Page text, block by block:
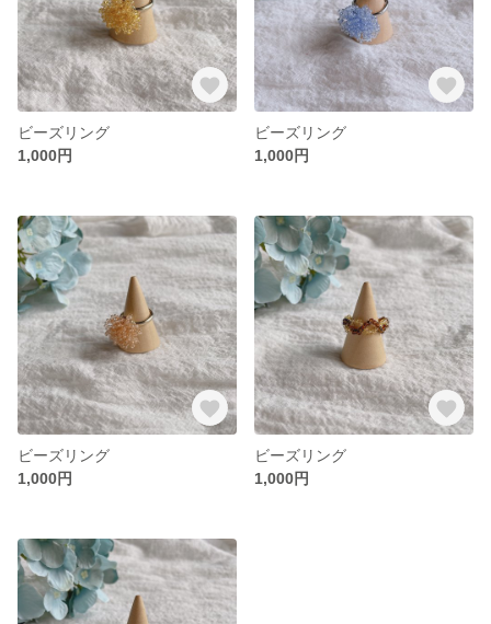
ビーズリング
1,000円
ビーズリング
1,000円
ビーズリング
1,000円
ビーズリング
1,000円